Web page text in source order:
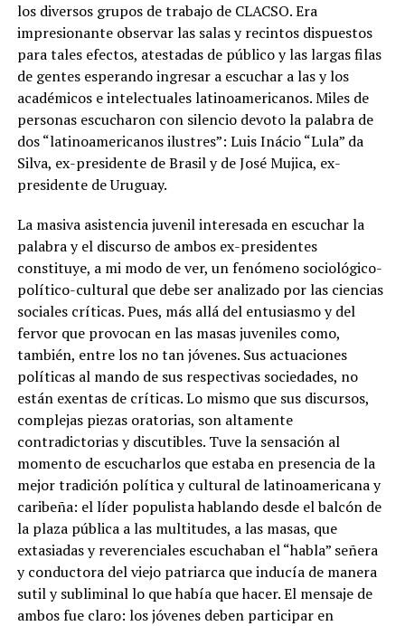
los diversos grupos de trabajo de CLACSO. Era
impresionante observar las salas y recintos dispuestos
para tales efectos, atestadas de público y las largas filas
de gentes esperando ingresar a escuchar a las y los
académicos e intelectuales latinoamericanos. Miles de
personas escucharon con silencio devoto la palabra de
dos “latinoamericanos ilustres”: Luis Inácio “Lula” da
Silva, ex-presidente de Brasil y de José Mujica, ex-
presidente de Uruguay.
La masiva asistencia juvenil interesada en escuchar la
palabra y el discurso de ambos ex-presidentes
constituye, a mi modo de ver, un fenómeno sociológico-
político-cultural que debe ser analizado por las ciencias
sociales críticas. Pues, más allá del entusiasmo y del
fervor que provocan en las masas juveniles como,
también, entre los no tan jóvenes. Sus actuaciones
políticas al mando de sus respectivas sociedades, no
están exentas de críticas. Lo mismo que sus discursos,
complejas piezas oratorias, son altamente
contradictorias y discutibles. Tuve la sensación al
momento de escucharlos que estaba en presencia de la
mejor tradición política y cultural de latinoamericana y
caribeña: el líder populista hablando desde el balcón de
la plaza pública a las multitudes, a las masas, que
extasiadas y reverenciales escuchaban el “habla” señera
y conductora del viejo patriarca que inducía de manera
sutil y subliminal lo que había que hacer. El mensaje de
ambos fue claro: los jóvenes deben participar en